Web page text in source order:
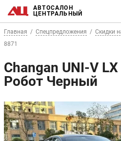
АВТОСАЛОН
ЦЕНТРАЛЬНЫЙ
Главная Спецпредложения Скидки
8871
Changan UNI-V
Робот Черный